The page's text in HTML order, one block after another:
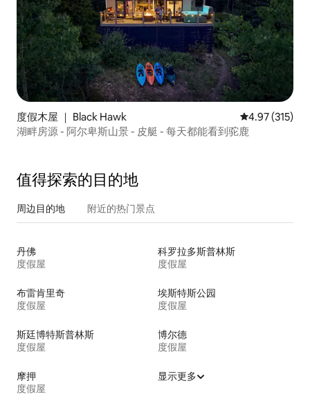
度假木屋 ｜ Black Hawk 平均评分 4.97
4.97 (315)
湖畔房源 - 阿尔卑斯山景 - 皮艇 - 每天都能看到驼鹿
值得探索的目的地
周边目的地 附近的热门景点
丹佛
度假屋
科罗拉多斯普林斯
度假屋
布雷肯里奇
度假屋
埃斯特斯公园
度假屋
斯廷博特斯普林斯
度假屋
博尔德
度假屋
摩押
度假屋
显示更多